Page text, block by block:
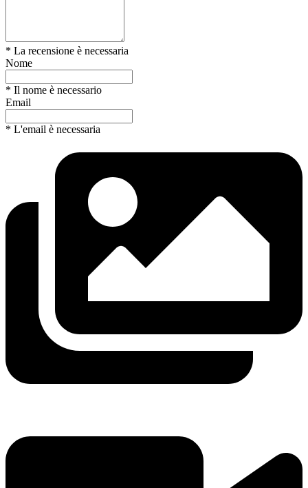
* La recensione è necessaria
Nome
* Il nome è necessario
Email
* L'email è necessaria